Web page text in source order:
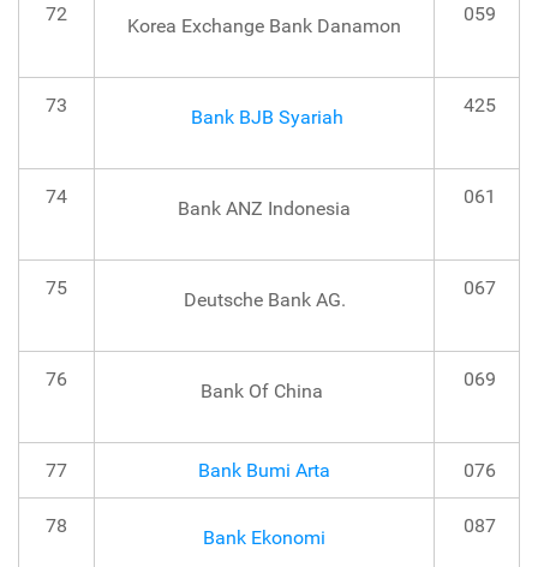
72
Korea Exchange Bank Danamon
059
73
Bank BJB Syariah
425
74
Bank ANZ Indonesia
061
75
Deutsche Bank AG.
067
76
Bank Of China
069
77 Bank Bumi Arta 076
78
Bank Ekonomi
087